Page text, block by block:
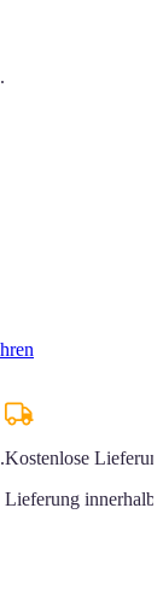
Kostenlose
Lieferung innerhalb